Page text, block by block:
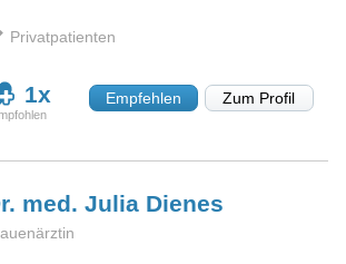
Privatpatienten
1x Empfehlen Zum Profil
med. Julia Dienes